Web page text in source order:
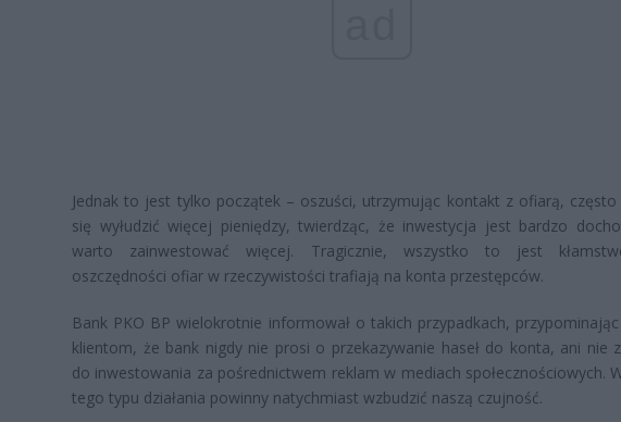
Jednak to jest tylko początek – oszuści, utrzymując kontakt z ofiarą,
się wyłudzić więcej pieniędzy, twierdząc, że inwestycja jest bardzo
warto zainwestować więcej. Tragicznie, wszystko to jest
oszczędności ofiar w rzeczywistości trafiają na konta przestępców.
Bank PKO BP wielokrotnie informował o takich przypadkach,
klientom, że bank nigdy nie prosi o przekazywanie haseł do konta, ani nie
do inwestowania za pośrednictwem reklam w mediach społecznościowych.
tego typu działania powinny natychmiast wzbudzić naszą czujność.